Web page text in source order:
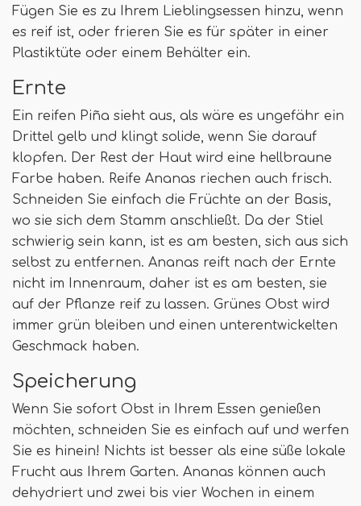
Fügen Sie es zu Ihrem Lieblingsessen hinzu, wenn
es reif ist, oder frieren Sie es für später in einer
Plastiktüte oder einem Behälter ein.
Ernte
Ein reifen Piña sieht aus, als wäre es ungefähr ein
Drittel gelb und klingt solide, wenn Sie darauf
klopfen. Der Rest der Haut wird eine hellbraune
Farbe haben. Reife Ananas riechen auch frisch.
Schneiden Sie einfach die Früchte an der Basis,
wo sie sich dem Stamm anschließt. Da der Stiel
schwierig sein kann, ist es am besten, sich aus sich
selbst zu entfernen. Ananas reift nach der Ernte
nicht im Innenraum, daher ist es am besten, sie
auf der Pflanze reif zu lassen. Grünes Obst wird
immer grün bleiben und einen unterentwickelten
Geschmack haben.
Speicherung
Wenn Sie sofort Obst in Ihrem Essen genießen
möchten, schneiden Sie es einfach auf und werfen
Sie es hinein! Nichts ist besser als eine süße lokale
Frucht aus Ihrem Garten. Ananas können auch
dehydriert und zwei bis vier Wochen in einem